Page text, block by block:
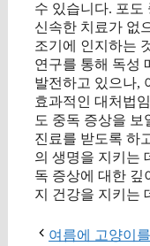
수 있습니다. 포도
신속한 치료가 없
조기에 인지하는
연구를 통해 독성
발전하고 있으나,
효과적인 대처법
도 중독 증상을 보
진료를 받도록 하
의 생명을 지키는
독 증상에 대한 깊
지 건강을 지키는
여름에 고양이